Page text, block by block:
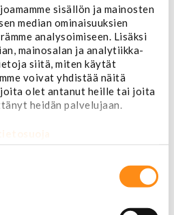
sisällön ja mainosten
median ominaisuuksien
analysoimiseen. Lisäksi
mainosalan ja analytiikka-
siitä, miten käytät
voivat yhdistää näitä
olet antanut heille tai joita
heidän palvelujaan.
ja -vaijerit
ja ilmausruuvit
ja akselitiivisteet
ja osat